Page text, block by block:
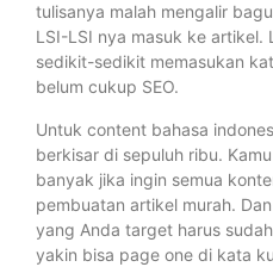
tulisanya malah mengalir
LSI-LSI nya masuk ke artikel.
sedikit-sedikit memasukan
belum cukup SEO.
Untuk content bahasa
berkisar di sepuluh ribu.
banyak jika ingin semua
pembuatan artikel murah.
yang Anda target harus
yakin bisa page one di kata